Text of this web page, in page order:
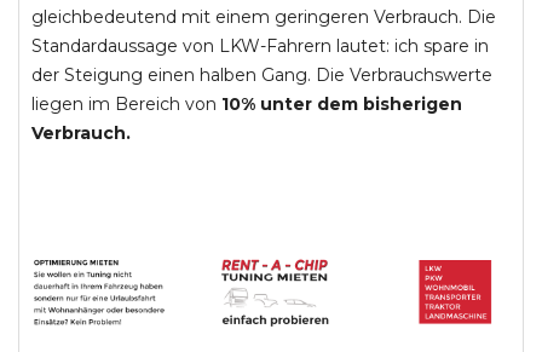
gleichbedeutend mit einem geringeren Verbrauch. Die
Standardaussage von LKW-Fahrern lautet: ich spare in
der Steigung einen halben Gang. Die Verbrauchswerte
liegen im Bereich von 10% unter dem bisherigen
Verbrauch.